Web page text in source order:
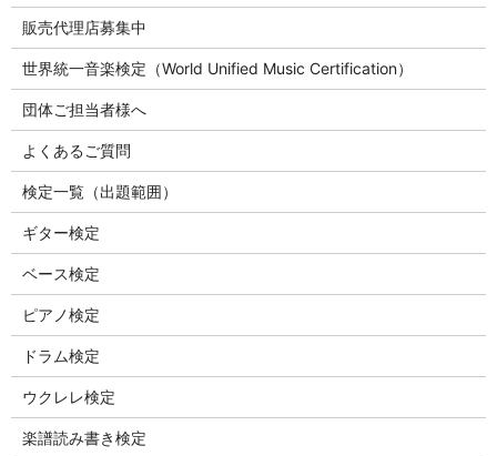
販売代理店募集中
世界統一音楽検定（World Unified Music Certification）
団体ご担当者様へ
よくあるご質問
検定一覧（出題範囲）
ギター検定
ベース検定
ピアノ検定
ドラム検定
ウクレレ検定
楽譜読み書き検定